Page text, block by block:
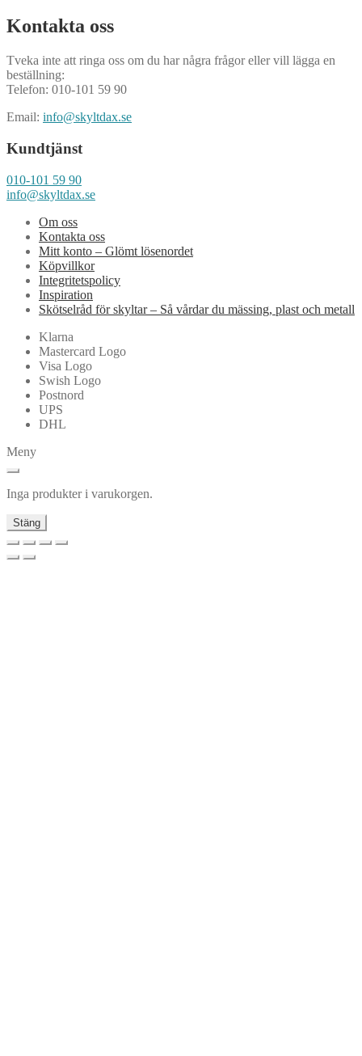
Kontakta oss
Tveka inte att ringa oss om du har några frågor eller vill lägga en
beställning:
Telefon: 010-101 59 90
Email: info@skyltdax.se
Kundtjänst
010-101 59 90
info@skyltdax.se
Om oss
Kontakta oss
Mitt konto – Glömt lösenordet
Köpvillkor
Integritetspolicy
Inspiration
Skötselråd för skyltar – Så vårdar du mässing, plast och metall
Klarna
Mastercard Logo
Visa Logo
Swish Logo
Postnord
UPS
DHL
Meny
Inga produkter i varukorgen.
Stäng